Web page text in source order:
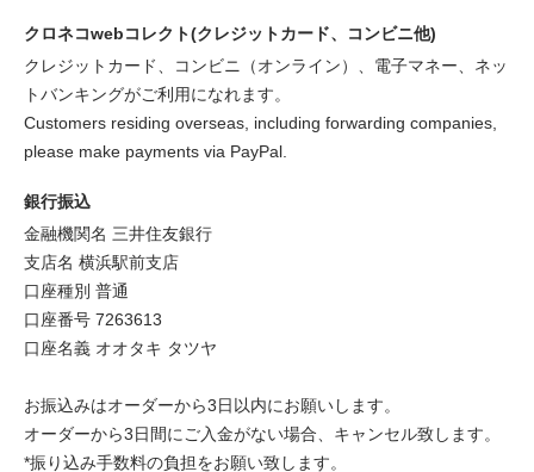
クロネコwebコレクト(クレジットカード、コンビニ他)
クレジットカード、コンビニ（オンライン）、電子マネー、ネッ
トバンキングがご利用になれます。
Customers residing overseas, including forwarding companies,
please make payments via PayPal.
銀行振込
金融機関名 三井住友銀行
支店名 横浜駅前支店
口座種別 普通
口座番号 7263613
口座名義 オオタキ タツヤ
お振込みはオーダーから3日以内にお願いします。
オーダーから3日間にご入金がない場合、キャンセル致します。
*振り込み手数料の負担をお願い致します。